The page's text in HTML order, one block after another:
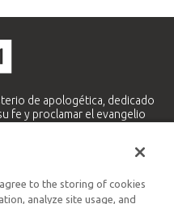
de apologética, dedicado
fe y proclamar el evangelio
y Latinoamericano
to the storing of cookies
analyze site usage, and